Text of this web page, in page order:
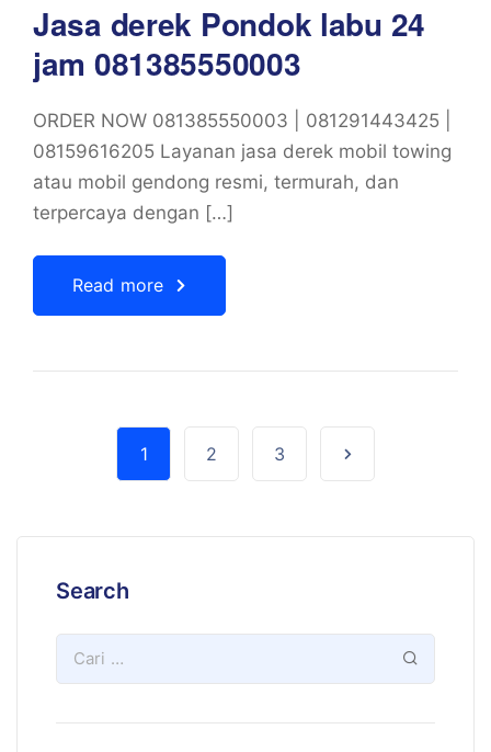
Jasa derek Pondok labu 24
jam 081385550003
ORDER NOW 081385550003 | 081291443425 |
08159616205 Layanan jasa derek mobil towing
atau mobil gendong resmi, termurah, dan
terpercaya dengan […]
Read more
1 2 3
Search